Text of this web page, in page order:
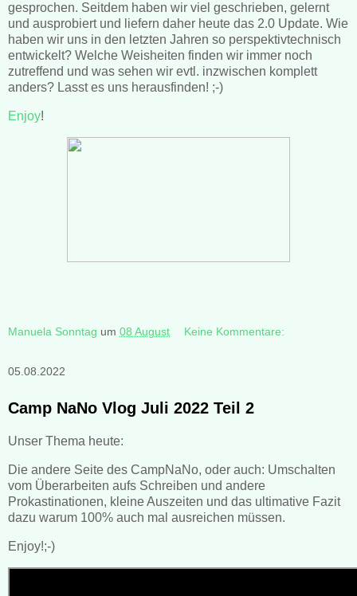
gesprochen. Seitdem haben wir viel geschrieben, gelernt
und ausprobiert und liefern daher heute das 2.0 Update. Wie
haben wir uns in den letzten Jahren so perspektivtechnisch
entwickelt? Welche Weisheiten finden wir immer noch
zutreffend und was sehen wir evtl. inzwischen komplett
anders? Lasst es uns herausfinden! ;-)
Enjoy!
Manuela Sonntag um 08 August Keine Kommentare:
05.08.2022
Camp NaNo Vlog Juli 2022 Teil 2
Unser Thema heute:
Die andere Seite des CampNaNo, oder auch: Umschalten
vom Überarbeiten aufs Schreiben und andere
Prokastinationen, kleine Auszeiten und das ultimative Fazit
dazu warum 100% auch mal ausreichen müssen.
Enjoy!;-)